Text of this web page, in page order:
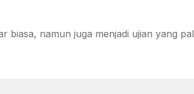
biasa, namun juga menjadi ujian yang